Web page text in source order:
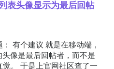
表头像显示为最后回帖
有个建议 就是在移动端，
头像是最后回帖者，而不是
。 于是上官网社区查了一